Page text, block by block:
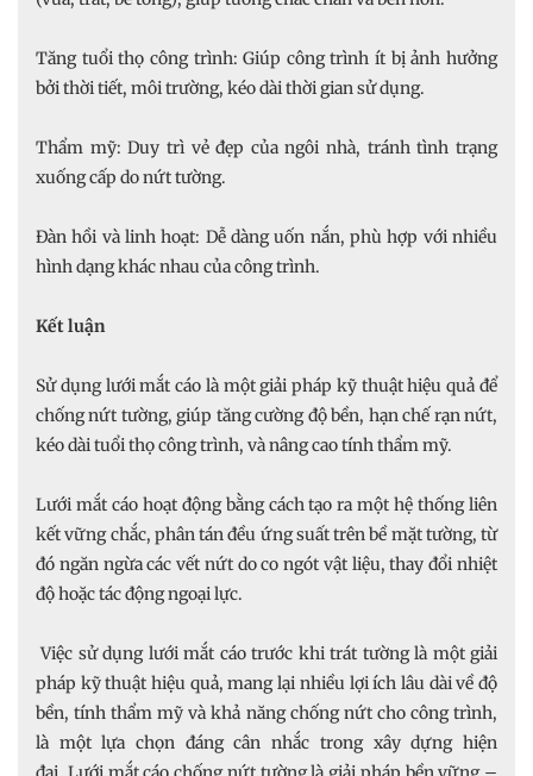
Tăng tuổi thọ công trình: Giúp công trình ít bị ảnh hưởng
bởi thời tiết, môi trường, kéo dài thời gian sử dụng.
Thẩm mỹ: Duy trì vẻ đẹp của ngôi nhà, tránh tình trạng
xuống cấp do nứt tường.
Đàn hồi và linh hoạt: Dễ dàng uốn nắn, phù hợp với nhiều
hình dạng khác nhau của công trình.
Kết luận
Sử dụng lưới mắt cáo là một giải pháp kỹ thuật hiệu quả để
chống nứt tường, giúp tăng cường độ bền, hạn chế rạn nứt,
kéo dài tuổi thọ công trình, và nâng cao tính thẩm mỹ.
Lưới mắt cáo hoạt động bằng cách tạo ra một hệ thống liên
kết vững chắc, phân tán đều ứng suất trên bề mặt tường, từ
đó ngăn ngừa các vết nứt do co ngót vật liệu, thay đổi nhiệt
độ hoặc tác động ngoại lực.
Việc sử dụng lưới mắt cáo trước khi trát tường là một giải
pháp kỹ thuật hiệu quả, mang lại nhiều lợi ích lâu dài về độ
bền, tính thẩm mỹ và khả năng chống nứt cho công trình,
là một lựa chọn đáng cân nhắc trong xây dựng hiện